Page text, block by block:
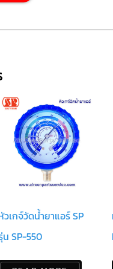
วเกจ์วัดน้ำยาแอร์ SP
น SP-550